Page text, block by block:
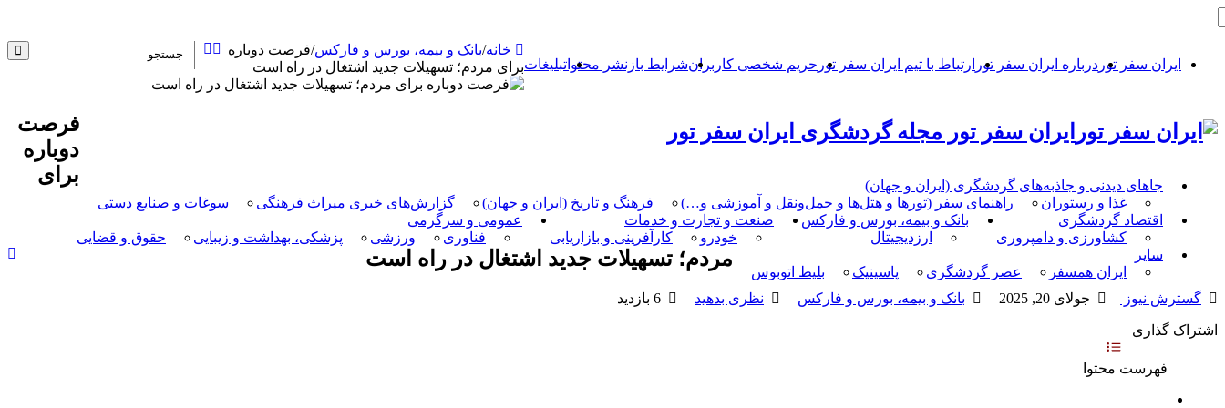
ایران سفر تور درباره ایران سفر تور ارتباط با تیم ایران سفر تور حریم شخصی کاربرانشرایط بازنشر محتوا تبلیغات
ایران سفر تور مجله گردشگری ایران سفر تور
جاهای دیدنی و جاذبه‌های گردشگری (ایران و جهان)
غذا و رستوران
راهنمای سفر (تورها و هتل‌ها و حمل‌و‌نقل و آموزشی و…) فرهنگ و تاریخ (ایران و جهان) گزارش‌های خبری میراث فرهنگی
سوغات و صنایع دستی
اقتصاد گردشگری
کشاورزی و دامپروری
بانک و بیمه، بورس و فارکس
ارزدیجیتال
صنعت و تجارت و خدمات
خودرو
کارآفرینی و بازاریابی
عمومی و سرگرمی
فناوری
ورزشی پزشکی، بهداشت و زیبایی
حقوق و قضایی
سایر
ایران همسفر
عصر گردشگری پاسینیک بلیط اتوبوس
خانه/بانک و بیمه، بورس و فارکس/فرصت دوباره
برای مردم؛ تسهیلات جدید اشتغال در راه است
فرصت
دوباره
برای
مردم؛ تسهیلات جدید اشتغال در راه است
گسترش نیوز جولای 20, 2025 بانک و بیمه، بورس و فارکس نظری بدهید 6 بازدید
اشتراک گذاری
فهرست محتوا